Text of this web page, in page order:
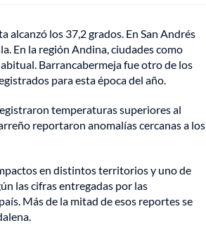
alcanzó los 37,2 grados. En San Andrés
En la región Andina, ciudades como
Barrancabermeja fue otro de los
para esta época del año.
temperaturas superiores al
reportaron anomalías cercanas a los
en distintos territorios y uno de
las cifras entregadas por las
Más de la mitad de esos reportes se